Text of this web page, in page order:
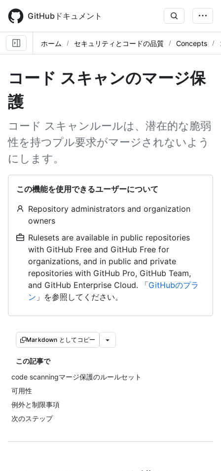
main
content
GitHubドキュメント
ホーム セキュリティとコードの品質 Concepts
コード スキャンのマージ保
護
コード スキャンルールは、潜在的な脆弱
性を持つプル要求がマージされないよう
にします。
この機能を使用できるユーザーについて
Repository administrators and organization
owners
Rulesets are available in public repositories
with GitHub Free and GitHub Free for
organizations, and in public and private
repositories with GitHub Pro, GitHub Team,
and GitHub Enterprise Cloud. 「GitHubのプラ
ン 」を参照してください。
Markdown としてコピー
この記事で
code scanningマージ保護のルールセット
可用性
例外と制限事項
次のステップ